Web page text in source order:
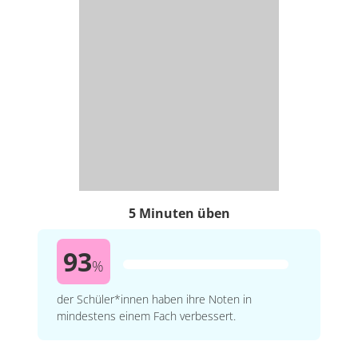
5 Minuten üben
93%
der Schüler*innen haben ihre Noten in
mindestens einem Fach verbessert.